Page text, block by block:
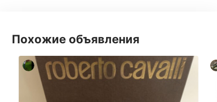
Похожие объявления